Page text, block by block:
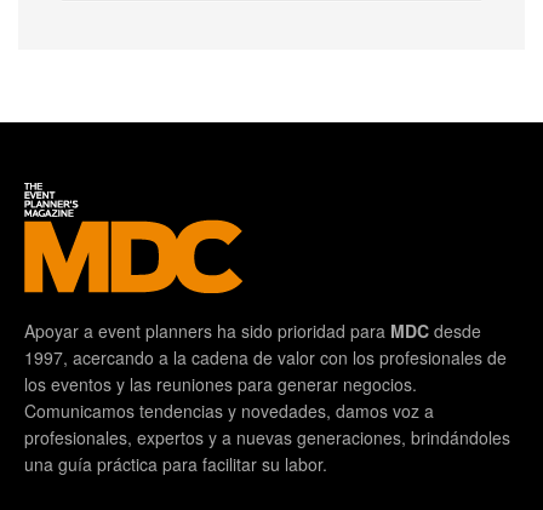
Apoyar a event planners ha sido prioridad para MDC desde
1997, acercando a la cadena de valor con los profesionales de
los eventos y las reuniones para generar negocios.
Comunicamos tendencias y novedades, damos voz a
profesionales, expertos y a nuevas generaciones, brindándoles
una guía práctica para facilitar su labor.